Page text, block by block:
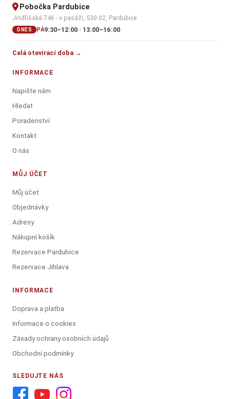
Pobočka Pardubice
Jindřišská 746 - v pasáži, 530 02, Pardubice
DNES PÁ9:30–12:00 · 13:00–16:00
Celá otevírací doba →
INFORMACE
Napište nám
Hledat
Poradenství
Kontakt
O nás
MŮJ ÚČET
Můj účet
Objednávky
Adresy
Nákupní košík
Rezervace Pardubice
Rezervace Jihlava
INFORMACE
Doprava a platba
Informace o cookies
Zásady ochrany osobních údajů
Obchodní podmínky
SLEDUJTE NÁS